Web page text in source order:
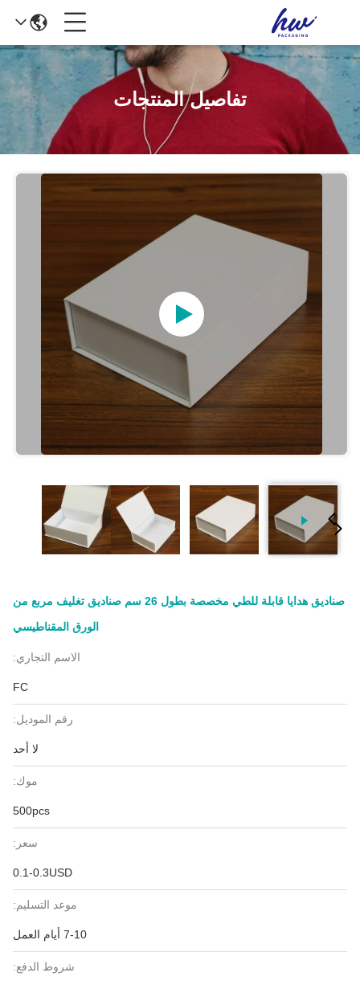
تفاصيل المنتجات
صناديق هدايا قابلة للطي مخصصة بطول 26 سم صناديق تغليف مربع من
الورق المقناطيسي
الاسم التجاري:
FC
رقم الموديل:
لا أحد
موك:
500pcs
سعر:
0.1-0.3USD
موعد التسليم:
7-10 أيام العمل
شروط الدفع: